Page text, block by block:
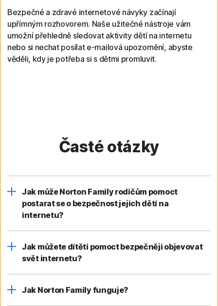
Bezpečné a zdravé internetové návyky začínají
upřímným rozhovorem. Naše užitečné nástroje vám
umožní přehledně sledovat aktivity dětí na internetu
nebo si nechat posílat e-mailová upozornění, abyste
věděli, kdy je potřeba si s dětmi promluvit.
Časté otázky
Jak může Norton Family rodičům pomoct
postarat se o bezpečnost jejich dětí na
internetu?
Jak můžete dítěti pomoct bezpečněji objevovat
svět internetu?
Jak Norton Family funguje?